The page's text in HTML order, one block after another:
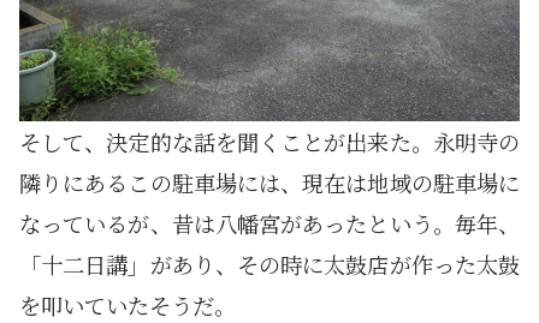
そして、決定的な話を聞くことが出来た。永明寺の
隣りにあるこの駐車場には、現在は地域の駐車場に
なっているが、昔は八幡宮があったという。毎年、
「十二日講」があり、その時に太鼓店が作った太鼓
を叩いていたそうだ。